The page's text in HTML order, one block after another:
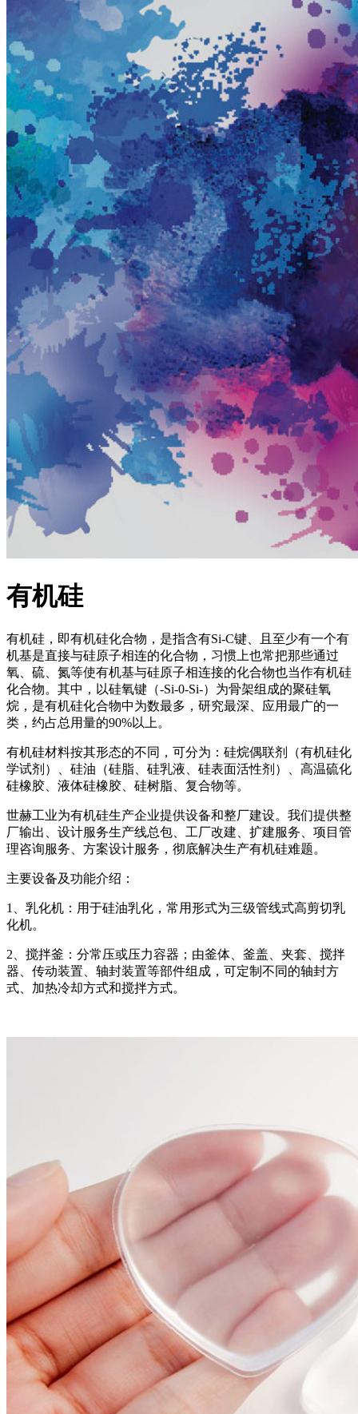
有机硅
有机硅，即有机硅化合物，是指含有Si-C键、且至少有一个有
机基是直接与硅原子相连的化合物，习惯上也常把那些通过
氧、硫、氮等使有机基与硅原子相连接的化合物也当作有机硅
化合物。其中，以硅氧键（-Si-0-Si-）为骨架组成的聚硅氧
烷，是有机硅化合物中为数最多，研究最深、应用最广的一
类，约占总用量的90%以上。
有机硅材料按其形态的不同，可分为：硅烷偶联剂（有机硅化
学试剂）、硅油（硅脂、硅乳液、硅表面活性剂）、高温硫化
硅橡胶、液体硅橡胶、硅树脂、复合物等。
世赫工业为有机硅生产企业提供设备和整厂建设。我们提供整
厂输出、设计服务生产线总包、工厂改建、扩建服务、项目管
理咨询服务、方案设计服务，彻底解决生产有机硅难题。
主要设备及功能介绍：
1、乳化机：用于硅油乳化，常用形式为三级管线式高剪切乳
化机。
2、搅拌釜：分常压或压力容器；由釜体、釜盖、夹套、搅拌
器、传动装置、轴封装置等部件组成，可定制不同的轴封方
式、加热冷却方式和搅拌方式。